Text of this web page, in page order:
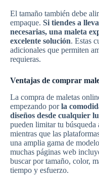
El tamaño también debe
empaque. Si tiendes a
necesarias, una maleta
excelente solución. Estas
adicionales que permiten
requieras.
Ventajas de comprar
La compra de maletas
empezando porla
diseños desde cualquier
pueden limitar tu
mientras que las
una amplia gama de
muchas páginas web
buscar por tamaño, color,
tiempo y esfuerzo.